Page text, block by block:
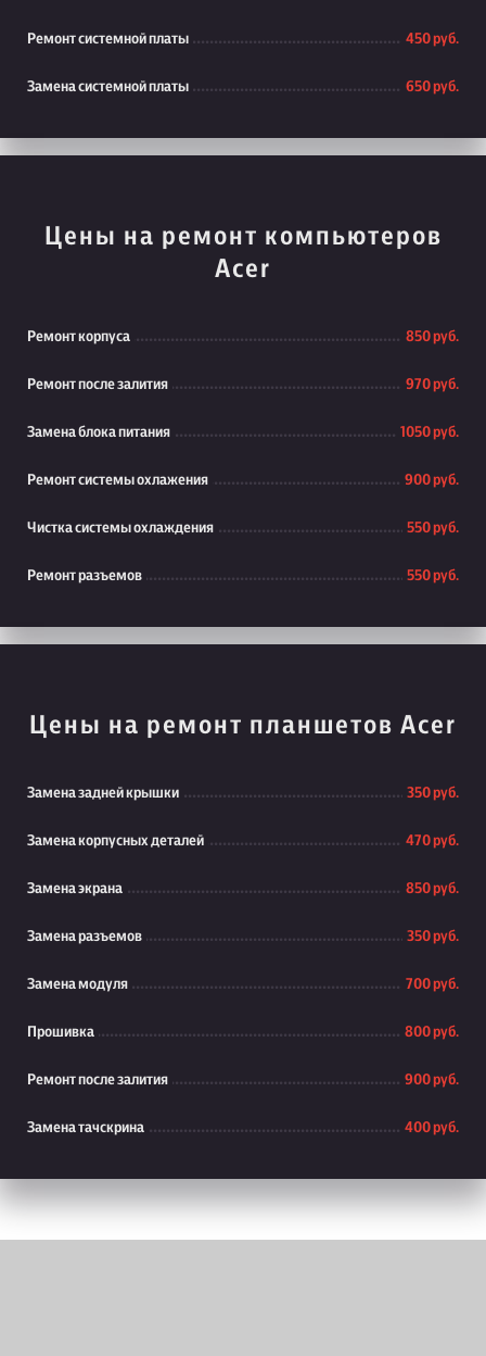
Ремонт системной платы 450 руб.
Замена системной платы 650 руб.
Цены на ремонт компьютеров
Acer
Ремонт корпуса 850 руб.
Ремонт после залития 970 руб.
Замена блока питания 1050 руб.
Ремонт системы охлажения 900 руб.
Чистка системы охлаждения 550 руб.
Ремонт разъемов 550 руб.
Цены на ремонт планшетов Acer
Замена задней крышки 350 руб.
Замена корпусных деталей 470 руб.
Замена экрана 850 руб.
Замена разъемов 350 руб.
Замена модуля 700 руб.
Прошивка 800 руб.
Ремонт после залития 900 руб.
Замена тачскрина 400 руб.